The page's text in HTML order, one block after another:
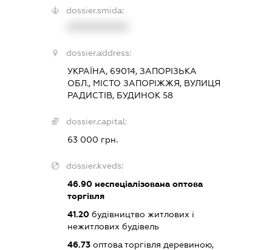
dossier.smida:
dossier.address:
УКРАЇНА, 69014, ЗАПОРІЗЬКА
ОБЛ., МІСТО ЗАПОРІЖЖЯ, ВУЛИЦЯ
РАДИСТІВ, БУДИНОК 58
dossier.capital:
63 000 грн.
dossier.kveds:
46.90неспеціалізована оптова
торгівля
41.20будівництво житлових і
нежитлових будівель
46.73оптова торгівля деревиною,